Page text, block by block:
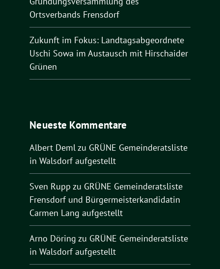
Ortsverbands Frensdorf
Zukunft im Fokus: Landtagsabgeordnete
Uschi Sowa im Austausch mit Hirschaider
Grünen
Neueste Kommentare
Albert Demlzu GRÜNE Gemeinderatsliste
in Walsdorf aufgestellt
Sven Rupp zu GRÜNE Gemeinderatsliste
Frensdorf und Bürgermeisterkandidatin
Carmen Lang aufgestellt
Arno Döring zu GRÜNE Gemeinderatsliste
in Walsdorf aufgestellt